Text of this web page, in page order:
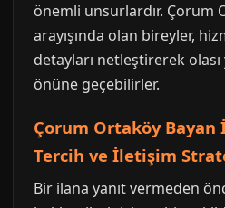
önemli unsurlardır. Çorum
arayışında olan bireyler,
detayları netleştirerek olası
önüne geçebilirler.
Çorum Ortaköy Bayan
Tercih ve İletişim
Bir ilana yanıt vermeden